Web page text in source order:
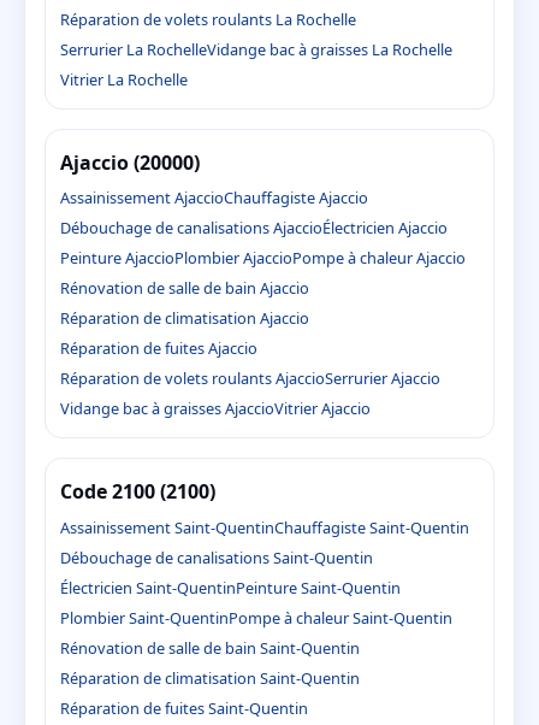
Réparation de volets roulants La Rochelle
Serrurier La RochelleVidange bac à graisses La Rochelle
Vitrier La Rochelle
Ajaccio (20000)
Assainissement AjaccioChauffagiste Ajaccio
Débouchage de canalisations AjaccioÉlectricien Ajaccio
Peinture AjaccioPlombier AjaccioPompe à chaleur Ajaccio
Rénovation de salle de bain Ajaccio
Réparation de climatisation Ajaccio
Réparation de fuites Ajaccio
Réparation de volets roulants AjaccioSerrurier Ajaccio
Vidange bac à graisses AjaccioVitrier Ajaccio
Code 2100 (2100)
Assainissement Saint-QuentinChauffagiste Saint-Quentin
Débouchage de canalisations Saint-Quentin
Électricien Saint-QuentinPeinture Saint-Quentin
Plombier Saint-QuentinPompe à chaleur Saint-Quentin
Rénovation de salle de bain Saint-Quentin
Réparation de climatisation Saint-Quentin
Réparation de fuites Saint-Quentin